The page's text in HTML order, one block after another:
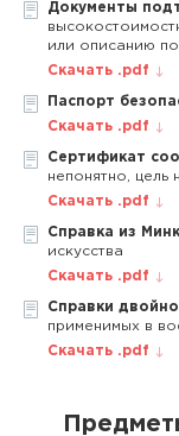
Документы
или описанию
Скачать .pdf
Паспорт
Скачать .pdf
Сертификат
непонятно, цель
Скачать .pdf
Справка из
искусства
Скачать .pdf
Справки
применимых в
Скачать .pdf